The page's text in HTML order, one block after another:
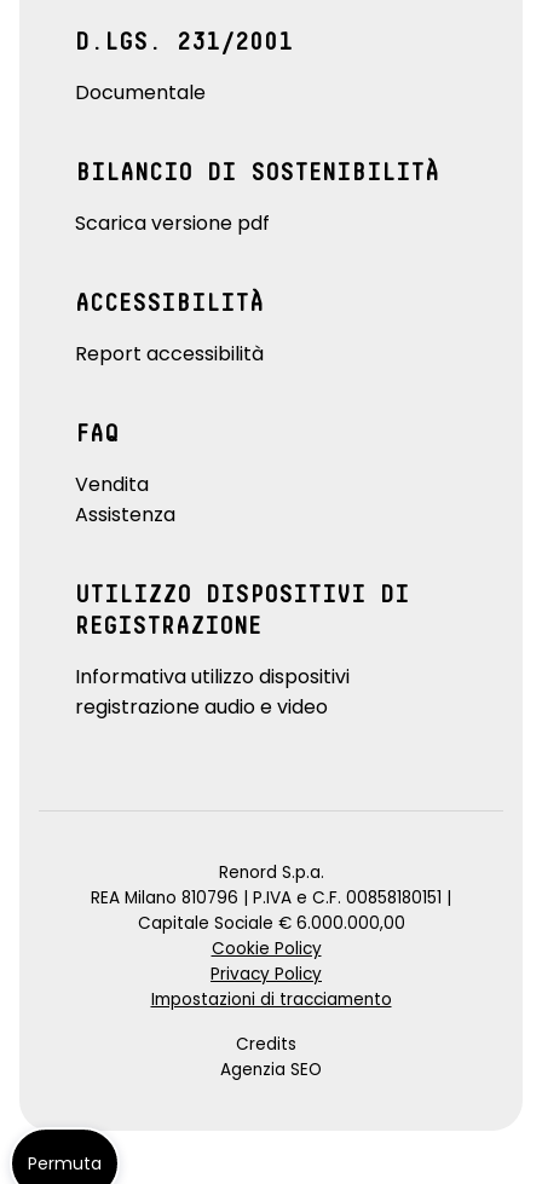
D.LGS. 231/2001
Documentale
BILANCIO DI SOSTENIBILITÀ
Scarica versione pdf
ACCESSIBILITÀ
Report accessibilità
FAQ
Vendita
Assistenza
UTILIZZO DISPOSITIVI DI
REGISTRAZIONE
Informativa utilizzo dispositivi
registrazione audio e video
Renord S.p.a.
REA Milano 810796 | P.IVA e C.F. 00858180151 |
Capitale Sociale € 6.000.000,00
Cookie Policy
Privacy Policy
Impostazioni di tracciamento
Credits
Agenzia SEO
Permuta